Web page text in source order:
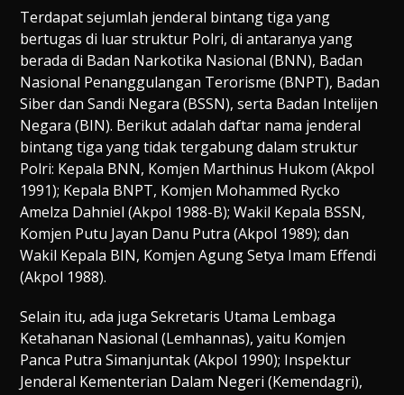
Terdapat sejumlah jenderal bintang tiga yang
bertugas di luar struktur Polri, di antaranya yang
berada di Badan Narkotika Nasional (BNN), Badan
Nasional Penanggulangan Terorisme (BNPT), Badan
Siber dan Sandi Negara (BSSN), serta Badan Intelijen
Negara (BIN). Berikut adalah daftar nama jenderal
bintang tiga yang tidak tergabung dalam struktur
Polri: Kepala BNN, Komjen Marthinus Hukom (Akpol
1991); Kepala BNPT, Komjen Mohammed Rycko
Amelza Dahniel (Akpol 1988-B); Wakil Kepala BSSN,
Komjen Putu Jayan Danu Putra (Akpol 1989); dan
Wakil Kepala BIN, Komjen Agung Setya Imam Effendi
(Akpol 1988).
Selain itu, ada juga Sekretaris Utama Lembaga
Ketahanan Nasional (Lemhannas), yaitu Komjen
Panca Putra Simanjuntak (Akpol 1990); Inspektur
Jenderal Kementerian Dalam Negeri (Kemendagri),